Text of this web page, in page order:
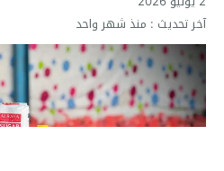
آخر تحديث : منذ شهر واحد